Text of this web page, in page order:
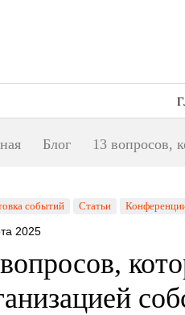
Блог 13 вопросов,
событий Статьи
2025